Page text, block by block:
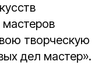
творческую
дел мастер».